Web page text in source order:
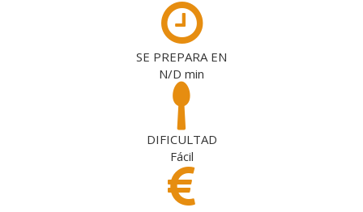
SE PREPARA EN
N/D min
DIFICULTAD
Fácil